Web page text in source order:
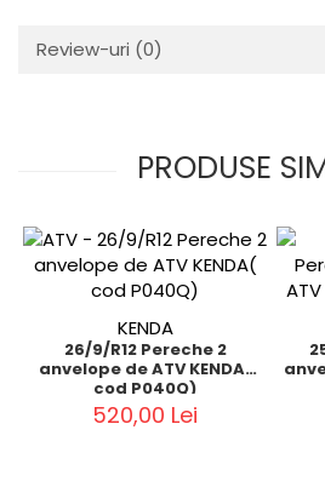
Review-uri (0)
PRODUSE
KENDA
26/9/R12 Pereche 2
anvelope de ATV KENDA(
cod P040Q)
520,00 Lei